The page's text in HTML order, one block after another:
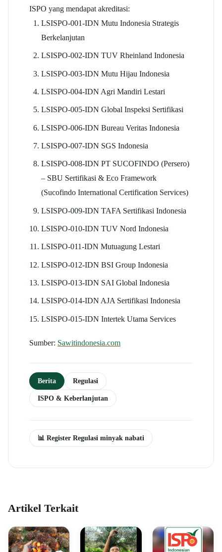
ISPO yang mendapat akreditasi:
LSISPO-001-IDN Mutu Indonesia Strategis
Berkelanjutan
LSISPO-002-IDN TUV Rheinland Indonesia
LSISPO-003-IDN Mutu Hijau Indonesia
LSISPO-004-IDN Agri Mandiri Lestari
LSISPO-005-IDN Global Inspeksi Sertifikasi
LSISPO-006-IDN Bureau Veritas Indonesia
LSISPO-007-IDN SGS Indonesia
LSISPO-008-IDN PT SUCOFINDO (Persero)
– SBU Sertifikasi & Eco Framework
(Sucofindo International Certification Services)
LSISPO-009-IDN TAFA Sertifikasi Indonesia
LSISPO-010-IDN TUV Nord Indonesia
LSISPO-011-IDN Mutuagung Lestari
LSISPO-012-IDN BSI Group Indonesia
LSISPO-013-IDN SAI Global Indonesia
LSISPO-014-IDN AJA Sertifikasi Indonesia
LSISPO-015-IDN Intertek Utama Services
Sumber: Sawitindonesia.com
Berita Regulasi
ISPO & Keberlanjutan
📊 Register Regulasi minyak nabati
Artikel Terkait